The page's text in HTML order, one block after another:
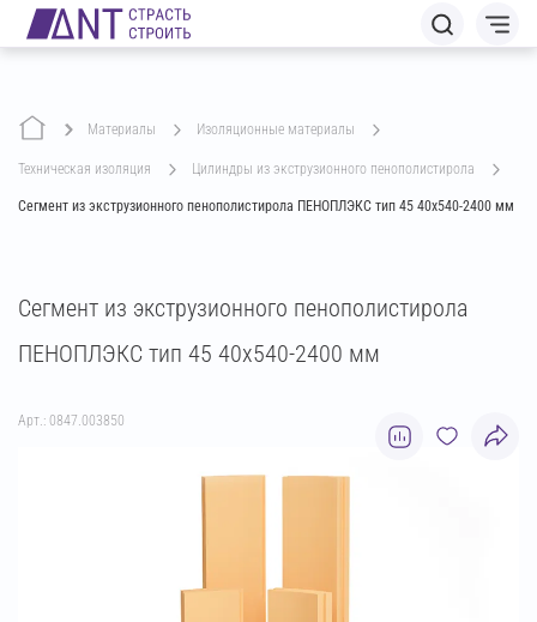
Материалы изоляционные материалы
техническая изоляция цилиндры из экструзионного пенополистирола
Сегмент из экструзионного пенополистирола ПЕНОПЛЭКС тип 45 40х540-2400 мм
Сегмент из экструзионного пенополистирола
ПЕНОПЛЭКС тип 45 40х540-2400 мм
Арт.: 0847.003850